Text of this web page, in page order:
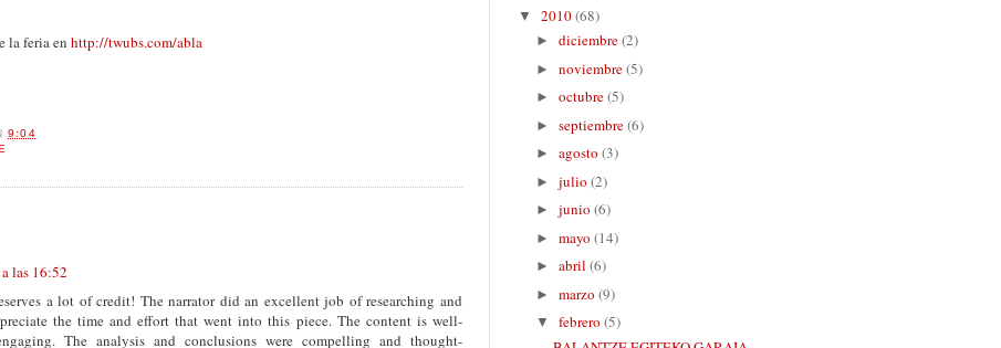
la feria en http://twubs.com/abla
9:04
las 16:52
a lot of credit! The narrator did an excellent job of researching and
the time and effort that went into this piece. The content is well-
The analysis and conclusions were compelling and thought-
▼ 2010(68)
► diciembre(2)
► noviembre(5)
► octubre(5)
► septiembre(6)
► agosto (3)
► julio (2)
► junio (6)
► mayo (14)
► abril (6)
► marzo (9)
▼ febrero (5)